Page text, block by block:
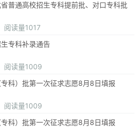
普通高校招生专科提前批、对口专科批
阅读量1017
专科补录通告
阅读量1009
科）批第一次征求志愿8月8日填报
阅读量1009
科）批第一次征求志愿8月8日填报